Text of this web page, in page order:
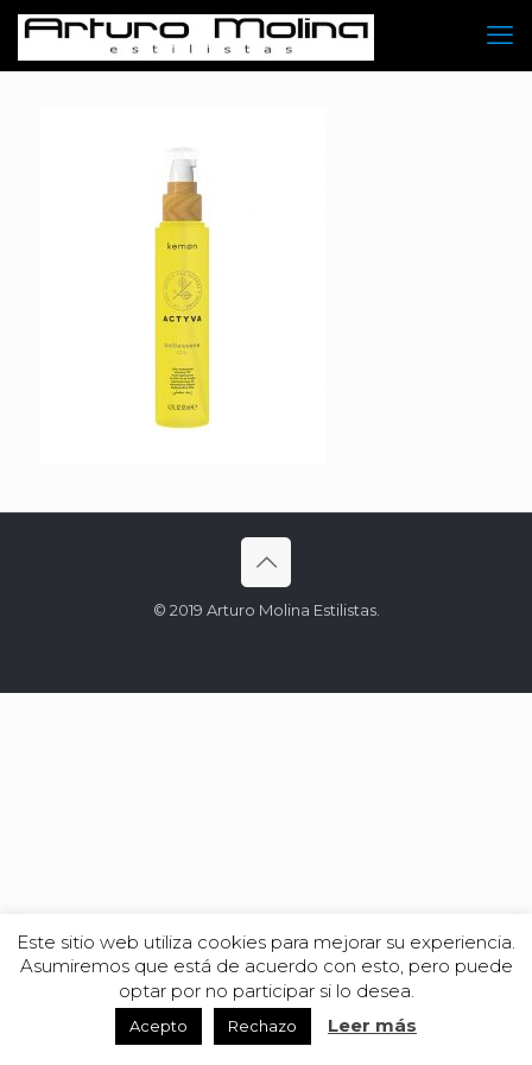
© 2019 Arturo Molina Estilistas.
Este sitio web utiliza cookies para mejorar su experiencia.
Asumiremos que está de acuerdo con esto, pero puede
optar por no participar si lo desea.
Acepto Rechazo Leer más